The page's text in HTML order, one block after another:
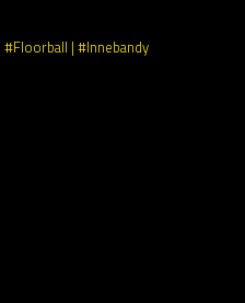
#Floorball | #Innebandy